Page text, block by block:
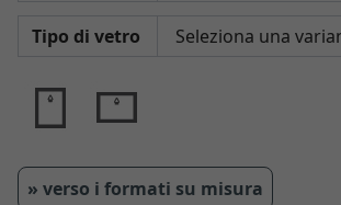
Tipo di vetro
» verso i formati su misura